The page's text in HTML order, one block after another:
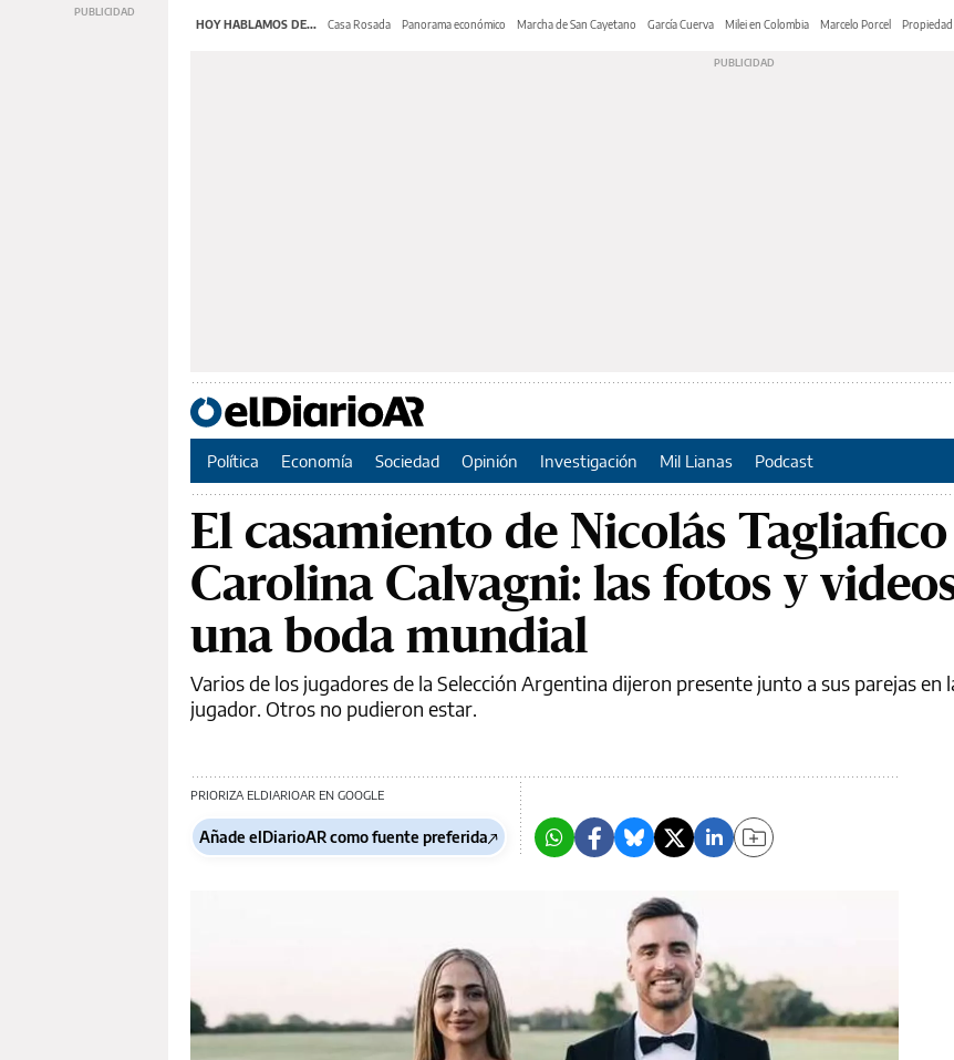
HOY HABLAMOS DE... Casa Rosada Panorama económico Marcha de San Cayetano García Cuerva Milei en Colombia Marcelo Porcel
Política Economía Sociedad Opinión Investigación Mil Lianas Podcast
El casamiento de Nicolás
Carolina Calvagni: las fotos y
una boda mundial
Varios de los jugadores de la Selección Argentina dijeron presente junto a sus parejas en
jugador. Otros no pudieron estar.
PRIORIZA ELDIARIOAR EN GOOGLE
Añade elDiarioAR como fuente preferida